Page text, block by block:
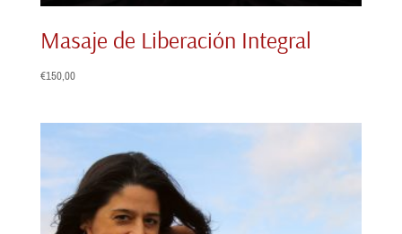
Masaje de Liberación Integral
€150,00